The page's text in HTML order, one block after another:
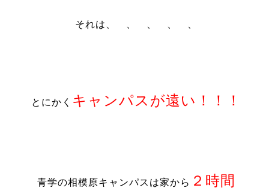
それは、 、 、 、 、
とにかく キャンパスが遠い！！！
青学の相模原キャンパスは家から ２時間